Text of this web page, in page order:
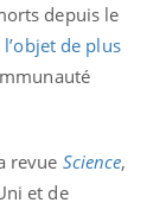
depuis le
de plus
revue Science,
et de